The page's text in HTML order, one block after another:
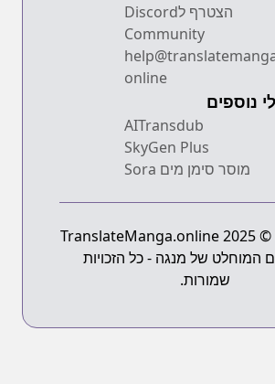
הצטרף לDiscord
Community
online
נוספים
AITransdub
SkyGen Plus
מוסר סימן מים Sora
זכויות יוצרים © 2025 TranslateManga.online
המוחלט של מנגה - כל הזכויות
שמורות.